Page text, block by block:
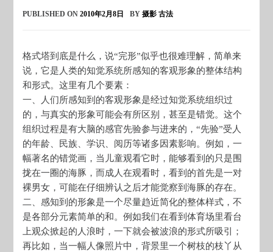
PUBLISHED ON2010年2月8日 BY摄影 古法
格式塔到底是什么，说“完形”似乎也很难理解，简单来
说，它是人类的知觉系统所感知的客观形象的整体结构
和形式。这里有几个要素：
一、人们所感知到的客观形象是经过知觉系统组织过
的，与真实的形象可能会有所区别，甚至是错觉。这个
组织过程是有大脑的感官先验参与进来的，“先验”受人
的年龄、民族、学识、阅历等诸多因素影响。例如，一
幅著名的错觉画，当儿童观看它时，能够看到的只是围
拢在一圈的海豚，而成人在观看时，看到的首先是一对
裸男女，可能在仔细辨认之后才能觉察到海豚的存在。
二、感知到的形象是一个尽量趋近简化的整体样式，不
是各部分元素简单的和。例如我们在看到体育场里看台
上观众掀起的人浪时，一下就会被波浪的形式所吸引；
再比如，当一幅人像照片中，背景里一个树枝的枝丫从